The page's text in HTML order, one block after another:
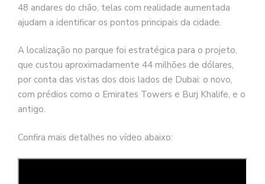
48 andares do chão, telas com realidade aumentada
ajudam a identificar os pontos principais da cidade.
A localização no parque foi estratégica para o projeto,
que custou aproximadamente 44 milhões de dólares,
por conta das vistas dos dois lados de Dubai: o novo,
com prédios como o Emirates Towers e Burj Khalife, e o
antigo.
Confira mais detalhes no vídeo abaixo: